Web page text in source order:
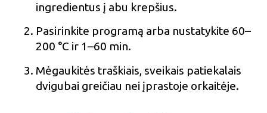
ingredientus į abu krepšius.
Pasirinkite programą arba nustatykite 60–
200 °C ir 1–60 min.
Mėgaukitės traškiais, sveikais patiekalais
dvigubai greičiau nei įprastoje orkaitėje.